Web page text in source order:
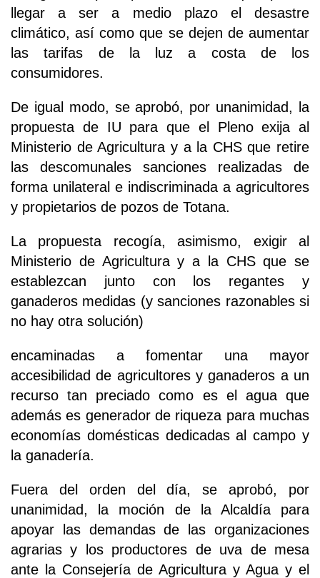
llegar a ser a medio plazo el desastre
climático, así como que se dejen de aumentar
las tarifas de la luz a costa de los
consumidores.
De igual modo, se aprobó, por unanimidad, la
propuesta de IU para que el Pleno exija al
Ministerio de Agricultura y a la CHS que retire
las descomunales sanciones realizadas de
forma unilateral e indiscriminada a agricultores
y propietarios de pozos de Totana.
La propuesta recogía, asimismo, exigir al
Ministerio de Agricultura y a la CHS que se
establezcan junto con los regantes y
ganaderos medidas (y sanciones razonables si
no hay otra solución)
encaminadas a fomentar una mayor
accesibilidad de agricultores y ganaderos a un
recurso tan preciado como es el agua que
además es generador de riqueza para muchas
economías domésticas dedicadas al campo y
la ganadería.
Fuera del orden del día, se aprobó, por
unanimidad, la moción de la Alcaldía para
apoyar las demandas de las organizaciones
agrarias y los productores de uva de mesa
ante la Consejería de Agricultura y Agua y el